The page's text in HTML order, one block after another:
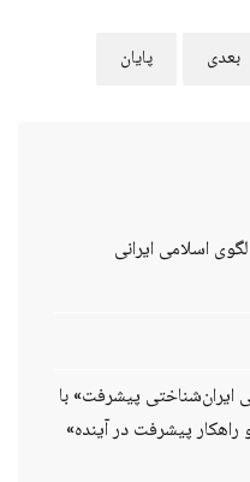
بعدی پایان
اسلامی ایرانی
پیشرفت» با
پیشرفت در آینده»